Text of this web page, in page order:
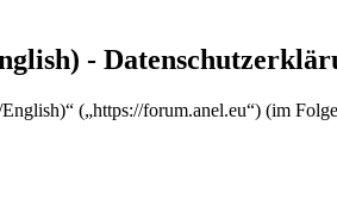
-
(„https://forum.anel.eu“) (im